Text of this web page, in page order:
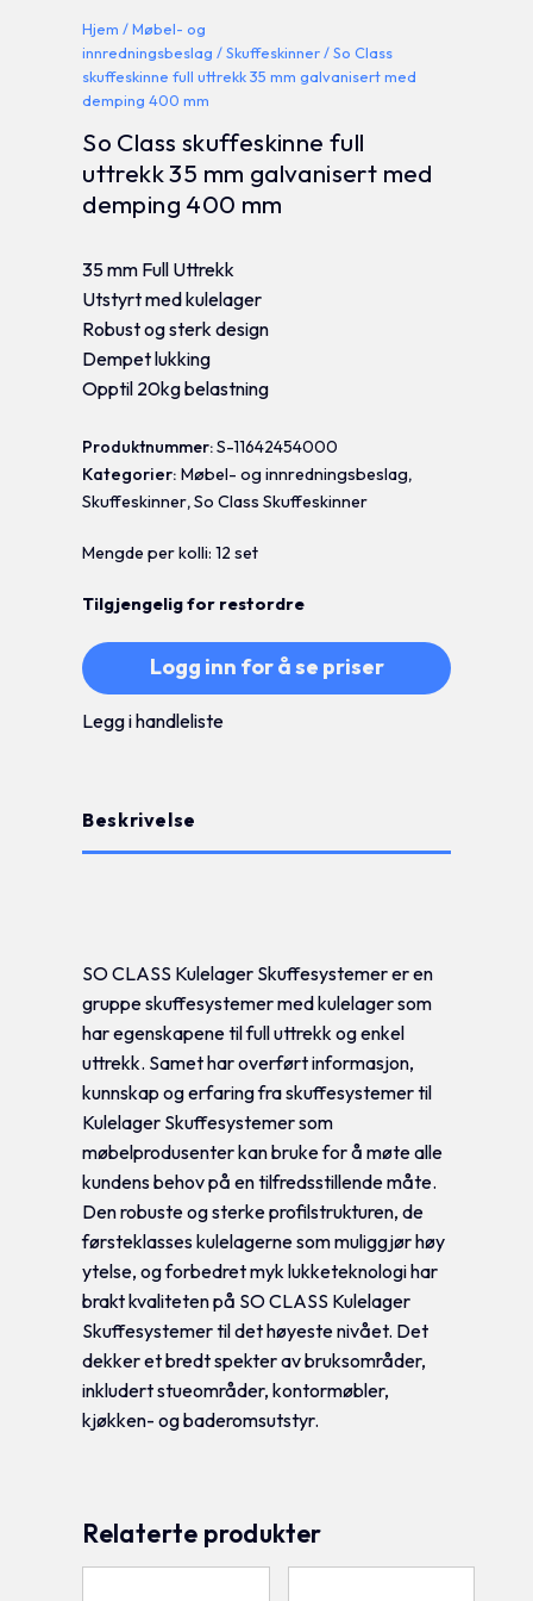
Hjem /Møbel- og
innredningsbeslag /Skuffeskinner/ So Class
skuffeskinne full uttrekk 35 mm galvanisert med
demping 400 mm
So Class skuffeskinne full
uttrekk 35 mm galvanisert med
demping 400 mm
35 mm Full Uttrekk
Utstyrt med kulelager
Robust og sterk design
Dempet lukking
Opptil 20kg belastning
Produktnummer:S-11642454000
Kategorier:Møbel- og innredningsbeslag,
Skuffeskinner,So Class Skuffeskinner
Mengde per kolli: 12 set
Tilgjengelig for restordre
Logg inn for å se priser
Legg i handleliste
Beskrivelse
SO CLASS Kulelager Skuffesystemer er en
gruppe skuffesystemer med kulelager som
har egenskapene til full uttrekk og enkel
uttrekk. Samet har overført informasjon,
kunnskap og erfaring fra skuffesystemer til
Kulelager Skuffesystemer som
møbelprodusenter kan bruke for å møte alle
kundens behov på en tilfredsstillende måte.
Den robuste og sterke profilstrukturen, de
førsteklasses kulelagerne som muliggjør høy
ytelse, og forbedret myk lukketeknologi har
brakt kvaliteten på SO CLASS Kulelager
Skuffesystemer til det høyeste nivået. Det
dekker et bredt spekter av bruksområder,
inkludert stueområder, kontormøbler,
kjøkken- og baderomsutstyr.
Relaterte produkter